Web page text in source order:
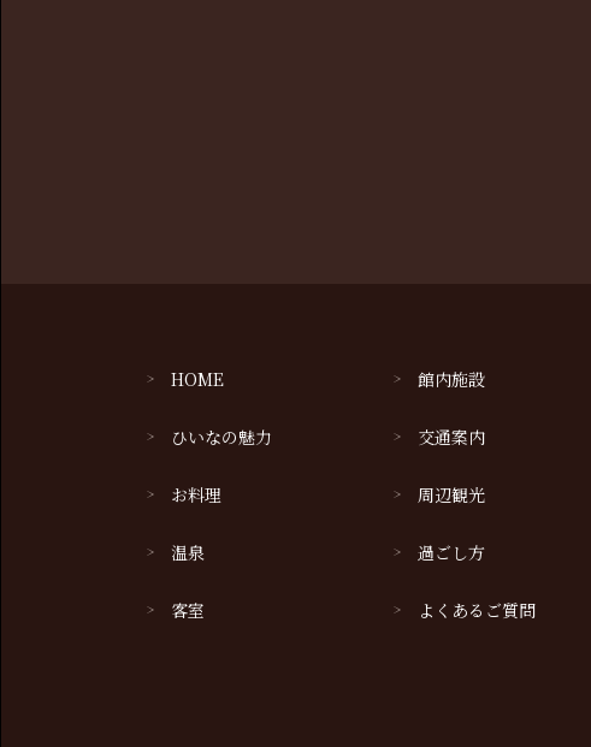
HOME
ひいなの魅力
お料理
温泉
客室
館内施設
交通案内
周辺観光
過ごし方
よくあるご質問